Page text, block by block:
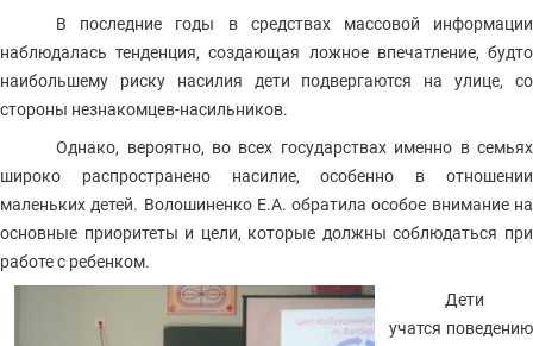
В последние годы в средствах массовой информации
наблюдалась тенденция, создающая ложное впечатление, будто
наибольшему риску насилия дети подвергаются на улице, со
стороны незнакомцев-насильников.
Однако, вероятно, во всех государствах именно в семьях
широко распространено насилие, особенно в отношении
маленьких детей. Волошиненко Е.А. обратила особое внимание на
основные приоритеты и цели, которые должны соблюдаться при
работе с ребенком.
Дети
учатся поведению